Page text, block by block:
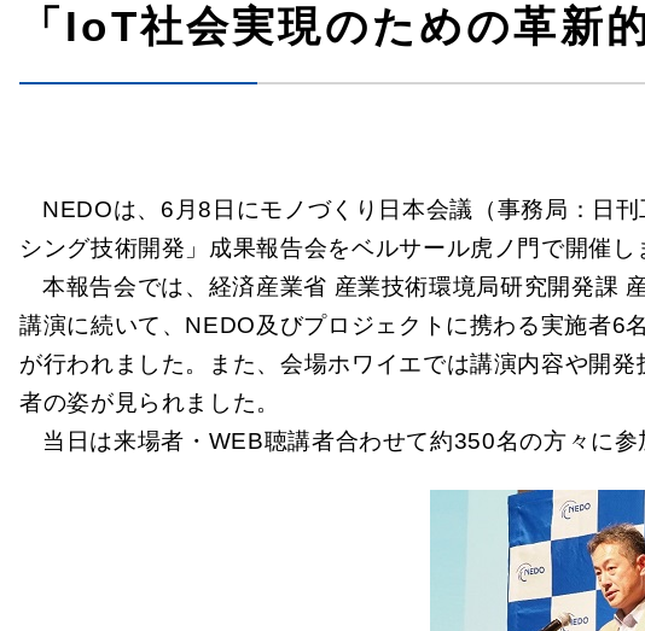
「IoT社会実現のための革新
NEDOは、6月8日にモノづくり日本会議（事務局：日
シング技術開発」成果報告会をベルサール虎ノ門で開催し
本報告会では、経済産業省 産業技術環境局研究開発課
講演に続いて、NEDO及びプロジェクトに携わる実施者6
が行われました。また、会場ホワイエでは講演内容や開
者の姿が見られました。
当日は来場者・WEB聴講者合わせて約350名の方々に参